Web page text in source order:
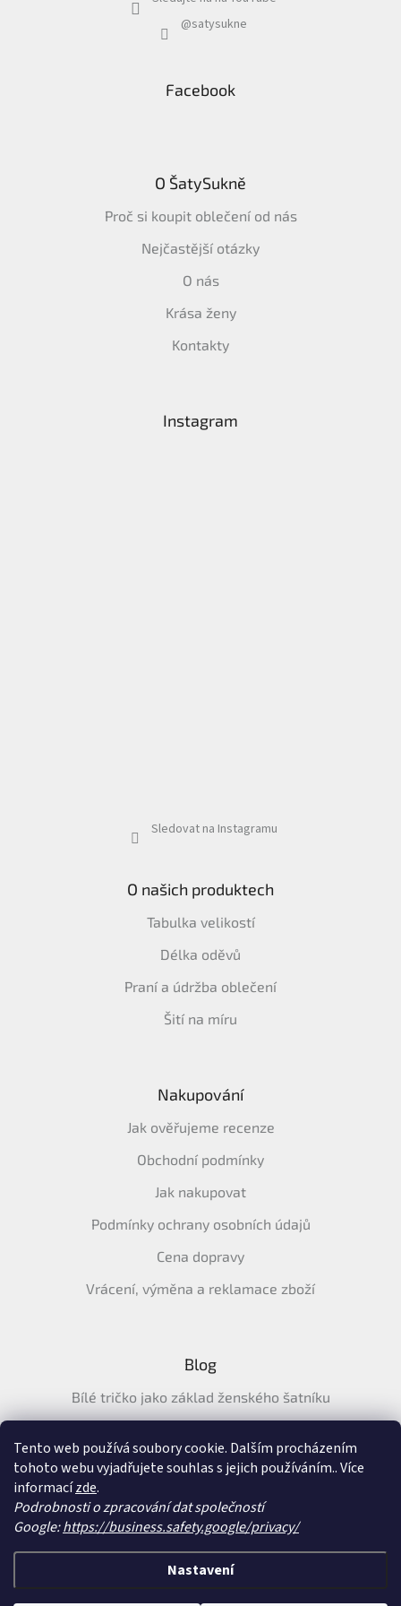
Tento web používá soubory cookie. Dalším procházením
tohoto webu vyjadřujete souhlas s jejich používáním.. Více
informacízde.
Podrobnosti o zpracování dat společností
Google:https://business.safety.google/privacy/
Nastavení
@satysukne
Facebook
O ŠatySukně
Proč si koupit oblečení od nás
Nejčastější otázky
O nás
Krása ženy
Kontakty
Instagram
Sledovat na Instagramu
O našich produktech
Tabulka velikostí
Délka oděvů
Praní a údržba oblečení
Šití na míru
Nakupování
Jak ověřujeme recenze
Obchodní podmínky
Jak nakupovat
Podmínky ochrany osobních údajů
Cena dopravy
Vrácení, výměna a reklamace zboží
Blog
Bílé tričko jako základ ženského šatníku
tričko na léto
Průvodce letními šaty: pohodlné, vzdušné a ženské šaty na
Vytvořil Shoptet &